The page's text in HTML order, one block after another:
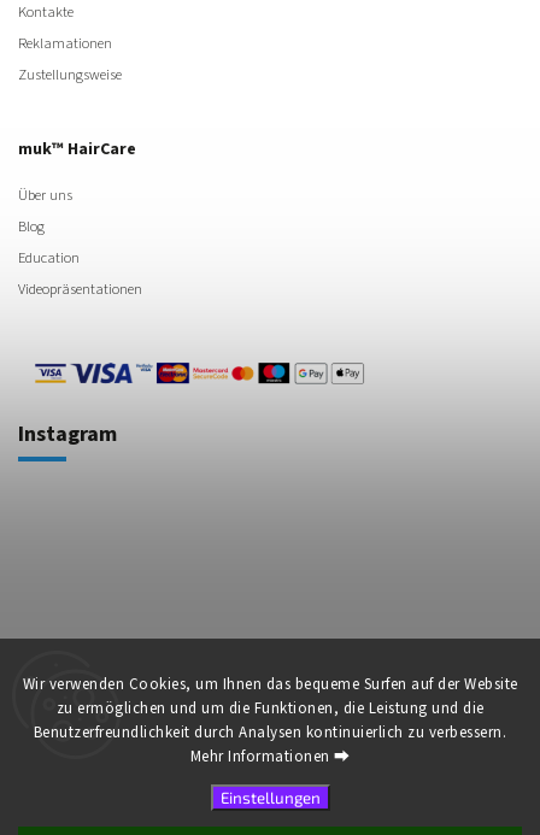
Wir verwenden Cookies, um Ihnen das bequeme Surfen auf der Website
zu ermöglichen und um die Funktionen, die Leistung und die
Benutzerfreundlichkeit durch Analysen kontinuierlich zu verbessern.
Mehr Informationen ⮕
Einstellungen
Kontakte
Reklamationen
Zustellungsweise
muk™ HairCare
Über uns
Blog
Education
Videopräsentationen
Instagram
muk™ HairCare - Professionelle Haarkosmetik
vorbehalten.
Erstellt vonShoptet| DesignShoptak.cz